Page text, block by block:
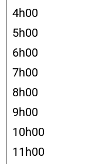
4h00
5h00
6h00
7h00
8h00
9h00
10h00
11h00